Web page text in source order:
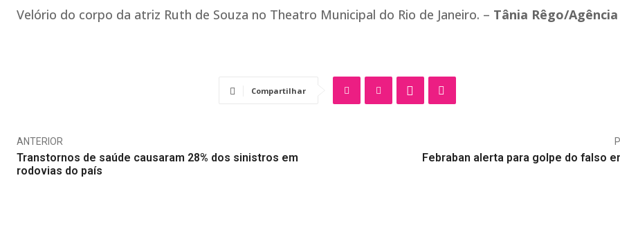
Velório do corpo da atriz Ruth de Souza no Theatro Municipal do Rio de Janeiro. – Tânia Rêgo/
Compartilhar
ANTERIOR
Transtornos de saúde causaram 28% dos sinistros em
rodovias do país
Febraban alerta para golpe do falso